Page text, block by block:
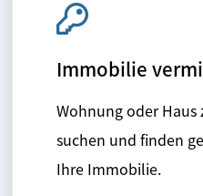
Immobilie
Wohnung oder Haus
suchen und finden
Ihre Immobilie.